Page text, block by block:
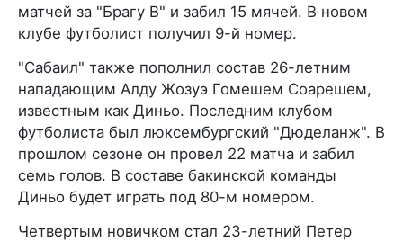
матчей за "Брагу B" и забил 15 мячей. В новом
клубе футболист получил 9-й номер.
"Сабаил" также пополнил состав 26-летним
нападающим Алду Жозуэ Гомешем Соарешем,
известным как Диньо. Последним клубом
футболиста был люксембургский "Дюделанж". В
прошлом сезоне он провел 22 матча и забил
семь голов. В составе бакинской команды
Диньо будет играть под 80-м номером.
Четвертым новичком стал 23-летний Петер